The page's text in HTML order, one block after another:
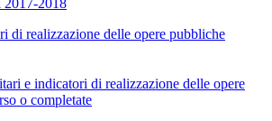
di realizzazione delle opere pubbliche
e indicatori di realizzazione delle opere
o completate